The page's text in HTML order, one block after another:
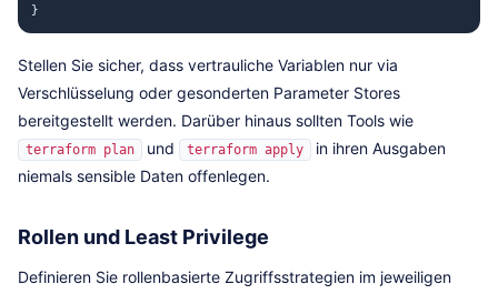
}
Stellen Sie sicher, dass vertrauliche Variablen nur via
Verschlüsselung oder gesonderten Parameter Stores
bereitgestellt werden. Darüber hinaus sollten Tools wie
terraform plan und terraform apply
in ihren Ausgaben
niemals sensible Daten offenlegen.
Rollen und Least Privilege
Definieren Sie rollenbasierte Zugriffsstrategien im jeweiligen